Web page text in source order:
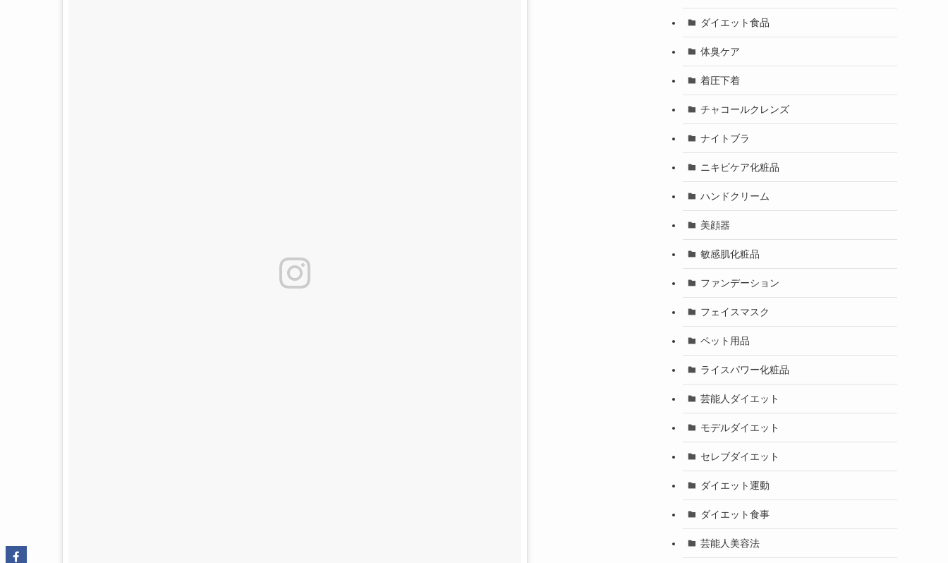
ダイエット食品
体臭ケア
着圧下着
チャコールクレンズ
ナイトブラ
ニキビケア化粧品
ハンドクリーム
美顔器
敏感肌化粧品
ファンデーション
フェイスマスク
ペット用品
ライスパワー化粧品
芸能人ダイエット
モデルダイエット
セレブダイエット
ダイエット運動
ダイエット食事
芸能人美容法